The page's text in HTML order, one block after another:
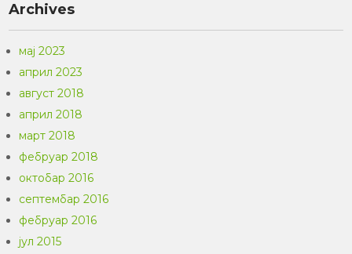
Archives
мај 2023
април 2023
август 2018
април 2018
март 2018
фебруар 2018
октобар 2016
септембар 2016
фебруар 2016
јул 2015